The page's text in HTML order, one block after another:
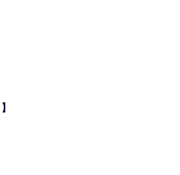
】